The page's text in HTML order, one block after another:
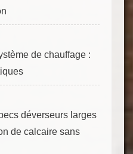
de chauffage :
déverseurs larges
de calcaire sans